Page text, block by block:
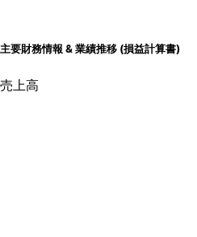
主要財務情報 & 業績推移 (損益計算書)
売上高